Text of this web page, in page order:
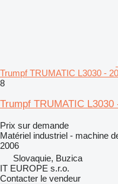
Trumpf TRUMATIC L3030 -
8
Trumpf TRUMATIC L3030
Prix sur demande
Matériel industriel - machine
2006
Slovaquie, Buzica
IT EUROPE s.r.o.
Contacter le vendeur